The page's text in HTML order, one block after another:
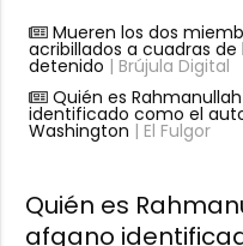
Mueren los dos
acribillados a cuadras de
detenido | Brújula Digital
Quién es
identificado como el
Washington | El Fulgor
Quién es
afgano